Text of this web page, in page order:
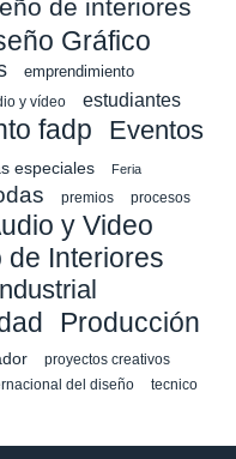
de interiores
Gráfico
emprendimiento
y vídeo
estudiantes
fadp
Eventos
especiales Feria
premios procesos
y Video
de Interiores
Producción
proyectos creativos
del diseño
tecnico